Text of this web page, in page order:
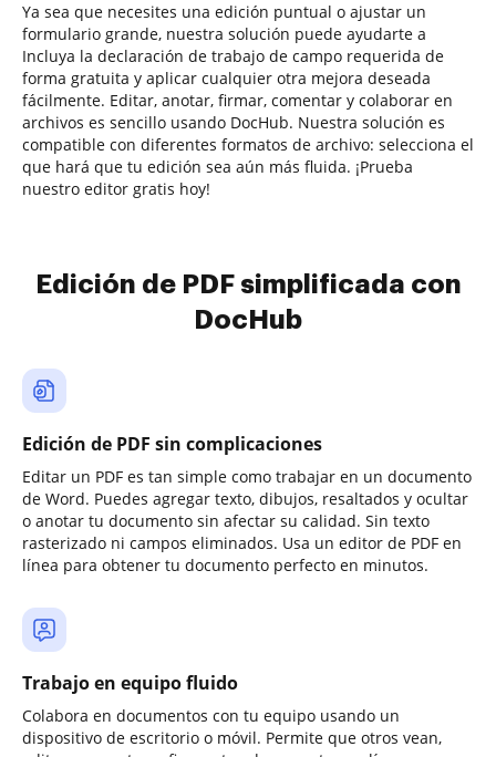
Ya sea que necesites una edición puntual o ajustar un
formulario grande, nuestra solución puede ayudarte a
Incluya la declaración de trabajo de campo requerida de
forma gratuita y aplicar cualquier otra mejora deseada
fácilmente. Editar, anotar, firmar, comentar y colaborar en
archivos es sencillo usando DocHub. Nuestra solución es
compatible con diferentes formatos de archivo: selecciona el
que hará que tu edición sea aún más fluida. ¡Prueba
nuestro editor gratis hoy!
Edición de PDF simplificada con
DocHub
Edición de PDF sin complicaciones
Editar un PDF es tan simple como trabajar en un documento
de Word. Puedes agregar texto, dibujos, resaltados y ocultar
o anotar tu documento sin afectar su calidad. Sin texto
rasterizado ni campos eliminados. Usa un editor de PDF en
línea para obtener tu documento perfecto en minutos.
Trabajo en equipo fluido
Colabora en documentos con tu equipo usando un
dispositivo de escritorio o móvil. Permite que otros vean,